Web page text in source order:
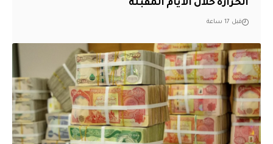
الحرارة خلال الأيام المقبلة
قبل 17 ساعة